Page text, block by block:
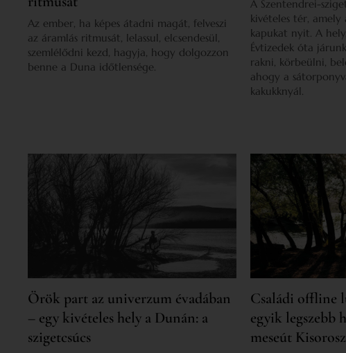
Az ember, ha képes átadni magát, felveszi
az áramlás ritmusát, lelassul, elcsendesül,
szemlélődni kezd, hagyja, hogy dolgozzon
benne a Duna időtlensége.
A Szentendrei-
kivételes tér, amely
kapukat nyit. A
Évtizedek óta
rakni, körbeülni,
ahogy a
kakukknyál.
Örök part az univerzum évadában
– egy kivételes hely a Dunán: a
szigetcsúcs
Családi offline
egyik legszebb
meseút